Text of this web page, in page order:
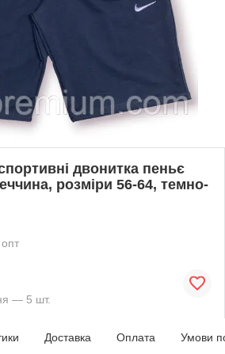
двонитка пеньє
розміри 56-64, темно-
опт
— 5 шт.
Доставка Оплата Умови